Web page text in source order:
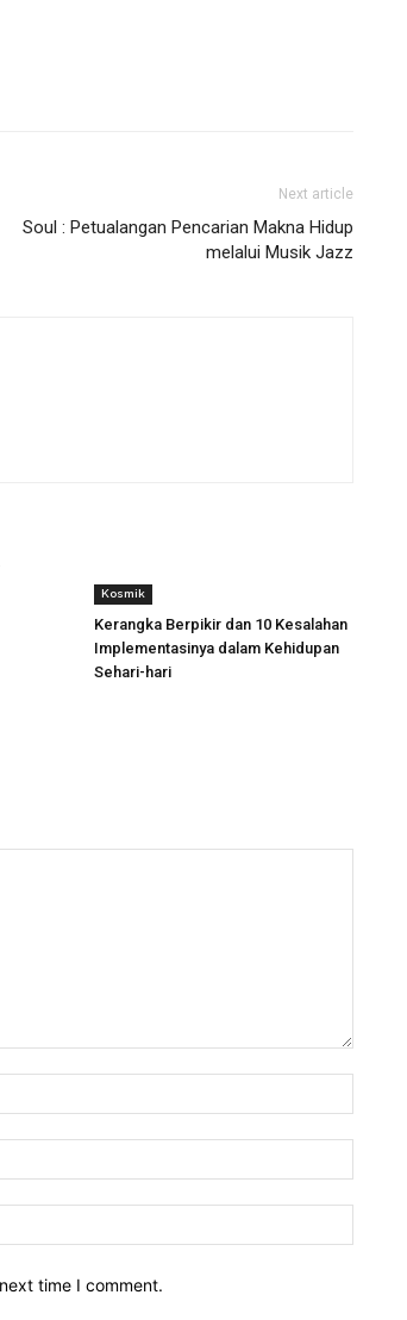
Next article
Soul : Petualangan Pencarian Makna Hidup
melalui Musik Jazz
Kosmik
Kerangka Berpikir dan 10 Kesalahan
Implementasinya dalam Kehidupan
Sehari-hari
time I comment.